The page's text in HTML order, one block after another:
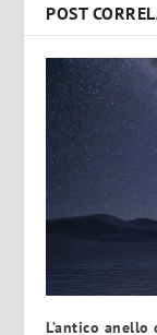
POST
L’antico anello